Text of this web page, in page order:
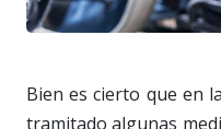
Bien es cierto que en
tramitado algunas